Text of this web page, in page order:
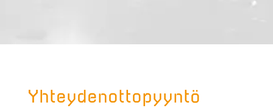
Yhteydenottopyyntö